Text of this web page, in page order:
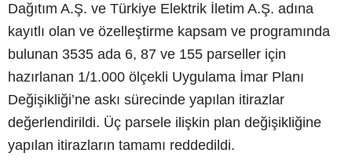
Dağıtım A.Ş. ve Türkiye Elektrik İletim A.Ş. adına
kayıtlı olan ve özelleştirme kapsam ve programında
bulunan 3535 ada 6, 87 ve 155 parseller için
hazırlanan 1/1.000 ölçekli Uygulama İmar Planı
Değişikliği’ne askı sürecinde yapılan itirazlar
değerlendirildi. Üç parsele ilişkin plan değişikliğine
yapılan itirazların tamamı reddedildi.